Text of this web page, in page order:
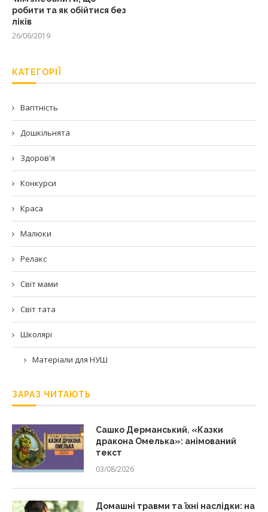
робити та як обійтися без
ліків
26/06/2019
КАТЕГОРІЇ
Вагітність
Дошкільнята
Здоров'я
Конкурси
Краса
Малюки
Релакс
Світ мами
Світ тата
Школярі
Матеріали для НУШ
ЗАРАЗ ЧИТАЮТЬ
Сашко Дерманський. «Казки
дракона Омелька»: анімований
текст
03/08/2026
Домашні травми та їхні наслідки: на